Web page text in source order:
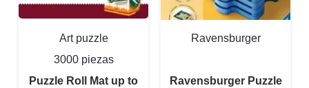
Art puzzle
3000 piezas
Puzzle Roll Mat up to
Ravensburger
Ravensburger Puzzle